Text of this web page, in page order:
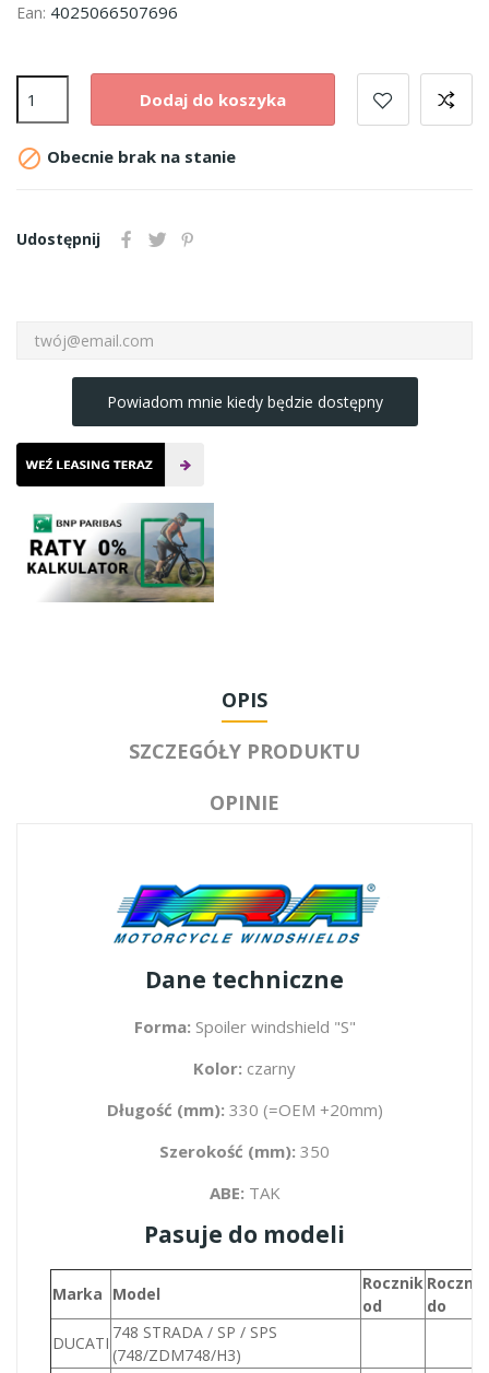
Ean: 4025066507696
Dodaj do koszyka
 Obecnie brak na stanie
Udostępnij
Powiadom mnie kiedy będzie dostępny
OPIS
SZCZEGÓŁY PRODUKTU
OPINIE
Dane techniczne
Forma: Spoiler windshield "S"
Kolor: czarny
Długość (mm): 330 (=OEM +20mm)
Szerokość (mm): 350
ABE: TAK
Pasuje do modeli
Marka Model
Rocznik
od
Rocznik
do
DUCATI
748 STRADA / SP / SPS
(748/ZDM748/H3)